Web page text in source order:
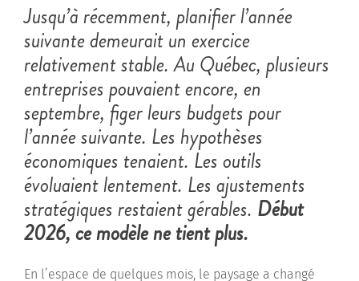
Jusqu’à récemment, planifier l’année
suivante demeurait un exercice
relativement stable. Au Québec, plusieurs
entreprises pouvaient encore, en
septembre, figer leurs budgets pour
l’année suivante. Les hypothèses
économiques tenaient. Les outils
évoluaient lentement. Les ajustements
stratégiques restaient gérables. Début
2026, ce modèle ne tient plus.
En l’espace de quelques mois, le paysage a changé